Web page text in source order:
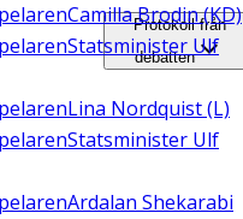
Camilla Brodin (KD)
Statsminister Ulf
Lina Nordquist (L)
Statsminister Ulf
Ardalan Shekarabi
Protokoll från
debatten